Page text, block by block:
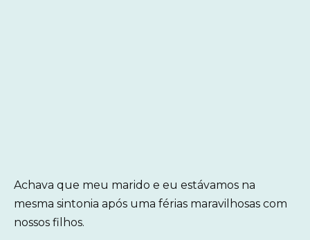
Achava que meu marido e eu estávamos na
mesma sintonia após uma férias maravilhosas com
nossos filhos.